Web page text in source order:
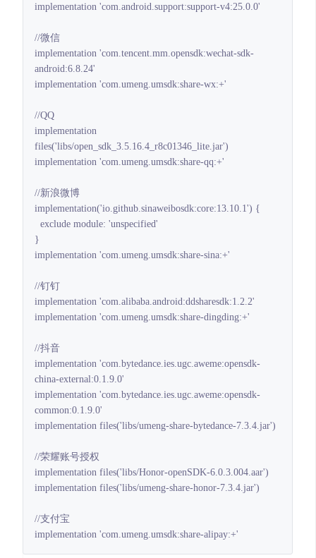
implementation 'com.android.support:support-v4:25.0.0'
//微信
implementation 'com.tencent.mm.opensdk:wechat-sdk-
android:6.8.24'
implementation 'com.umeng.umsdk:share-wx:+'
//QQ
implementation
files('libs/open_sdk_3.5.16.4_r8c01346_lite.jar')
implementation 'com.umeng.umsdk:share-qq:+'
//新浪微博
implementation('io.github.sinaweibosdk:core:13.10.1') {
}
implementation 'com.umeng.umsdk:share-sina:+'
//钉钉
implementation 'com.alibaba.android:ddsharesdk:1.2.2'
implementation 'com.umeng.umsdk:share-dingding:+'
//抖音
implementation 'com.bytedance.ies.ugc.aweme:opensdk-
china-external:0.1.9.0'
implementation 'com.bytedance.ies.ugc.aweme:opensdk-
common:0.1.9.0'
implementation files('libs/umeng-share-bytedance-7.3.4.jar')
//荣耀账号授权
implementation files('libs/Honor-openSDK-6.0.3.004.aar')
implementation files('libs/umeng-share-honor-7.3.4.jar')
//支付宝
implementation 'com.umeng.umsdk:share-alipay:+'